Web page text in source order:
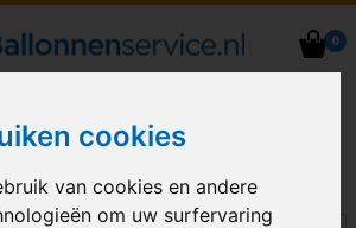
cookies
van cookies en andere
om uw surfervaring
0